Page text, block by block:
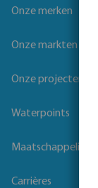
Onze merken
Onze markten
Onze projecten
Waterpoints
Maatschappelijk
Carrières